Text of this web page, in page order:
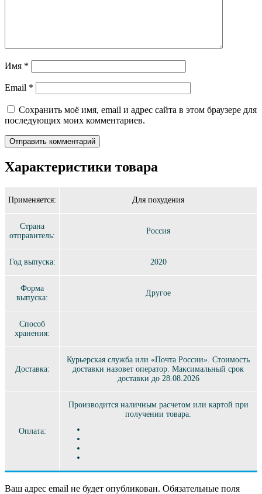
Имя *
Email *
Сохранить моё имя, email и адрес сайта в этом браузере для
последующих моих комментариев.
Характеристики товара
Применяется: Для похудения
Страна
отправитель:
Россия
Год выпуска: 2020
Форма
выпуска:
Другое
Способ
хранения:
Доставка:
Курьерская служба или «Почта России». Стоимость
доставки назовет оператор. Максимальный срок
доставки до 28.08.2026
Оплата:
Производится наличным расчетом или картой при
получении товара.
Ваш адрес email не будет опубликован. Обязательные поля